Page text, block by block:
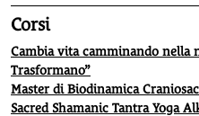
Corsi
Cambia vita camminando nella
Trasformano”
Master di Biodinamica
Sacred Shamanic Tantra Yoga